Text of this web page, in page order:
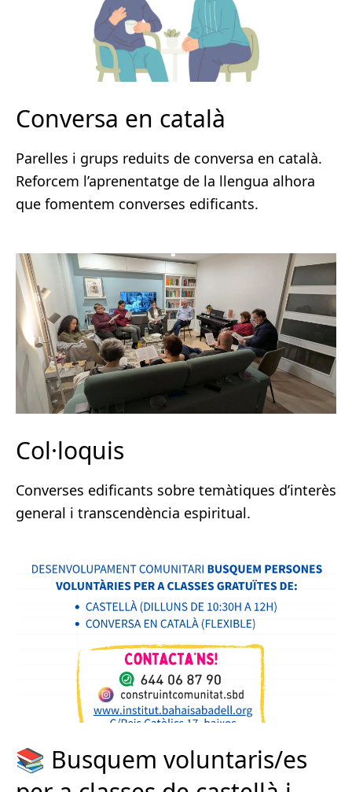
Conversa en català
Parelles i grups reduits de conversa en català.
Reforcem l’aprenentatge de la llengua alhora
que fomentem converses edificants.
Col·loquis
Converses edificants sobre temàtiques d’interès
general i transcendència espiritual.
📚 Busquem voluntaris/es